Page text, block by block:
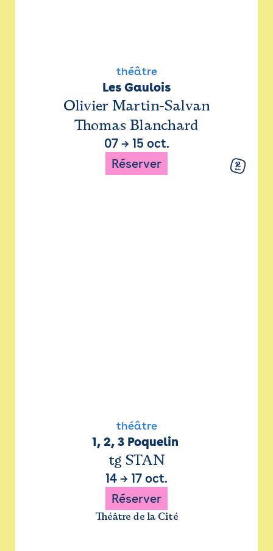
théâtre
Les Gaulois
Olivier Martin-Salvan
Thomas Blanchard
07→ 15 oct.
Réserver
théâtre
1, 2, 3 Poquelin
tg STAN
14 → 17 oct.
Réserver
Théâtre de la Cité